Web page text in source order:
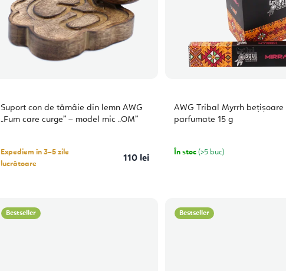
Suport con de tămâie din lemn AWG
„Fum care curge” – model mic „OM”
110 lei
Expediem în 3–5 zile
lucrătoare
AWG Tribal Myrrh bețișoare
parfumate 15 g
În stoc (>5 buc)
Bestseller Bestseller